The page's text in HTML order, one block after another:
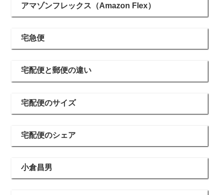
アマゾンフレックス（Amazon Flex）
宅急便
宅配便と郵便の違い
宅配便のサイズ
宅配便のシェア
小倉昌男